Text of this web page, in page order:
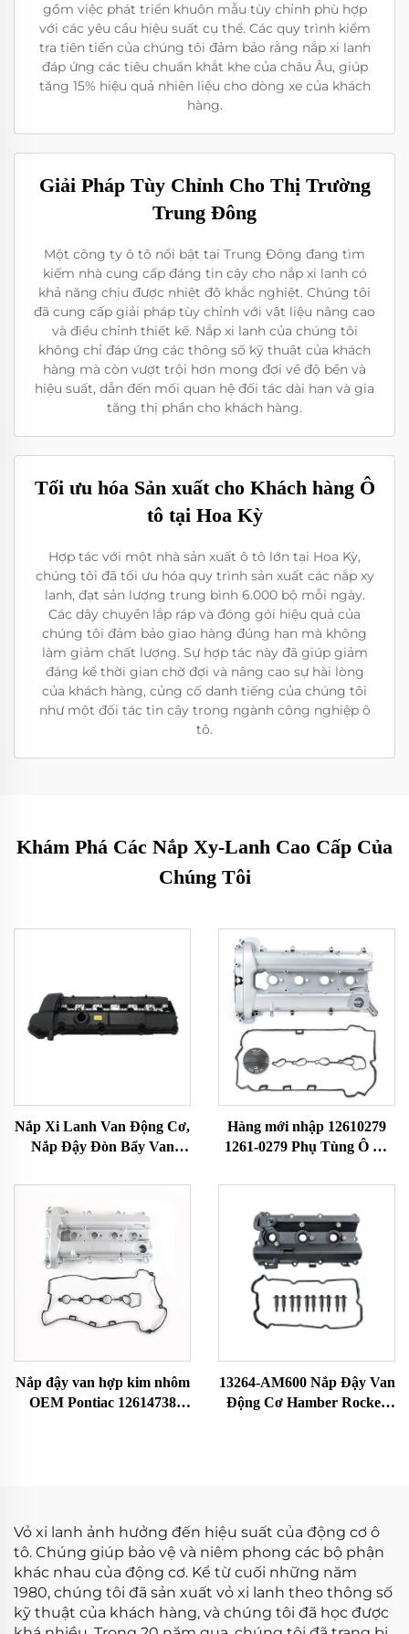
gồm việc phát triển khuôn mẫu tùy chỉnh phù hợp
với các yêu cầu hiệu suất cụ thể. Các quy trình kiểm
tra tiên tiến của chúng tôi đảm bảo rằng nắp xi lanh
đáp ứng các tiêu chuẩn khắt khe của châu Âu, giúp
tăng 15% hiệu quả nhiên liệu cho dòng xe của khách
hàng.
Giải Pháp Tùy Chỉnh Cho Thị Trường
Trung Đông
Một công ty ô tô nổi bật tại Trung Đông đang tìm
kiếm nhà cung cấp đáng tin cậy cho nắp xi lanh có
khả năng chịu được nhiệt độ khắc nghiệt. Chúng tôi
đã cung cấp giải pháp tùy chỉnh với vật liệu nâng cao
và điều chỉnh thiết kế. Nắp xi lanh của chúng tôi
không chỉ đáp ứng các thông số kỹ thuật của khách
hàng mà còn vượt trội hơn mong đợi về độ bền và
hiệu suất, dẫn đến mối quan hệ đối tác dài hạn và gia
tăng thị phần cho khách hàng.
Tối ưu hóa Sản xuất cho Khách hàng Ô
tô tại Hoa Kỳ
Hợp tác với một nhà sản xuất ô tô lớn tại Hoa Kỳ,
chúng tôi đã tối ưu hóa quy trình sản xuất các nắp xy
lanh, đạt sản lượng trung bình 6.000 bộ mỗi ngày.
Các dây chuyền lắp ráp và đóng gói hiệu quả của
chúng tôi đảm bảo giao hàng đúng hạn mà không
làm giảm chất lượng. Sự hợp tác này đã giúp giảm
đáng kể thời gian chờ đợi và nâng cao sự hài lòng
của khách hàng, củng cố danh tiếng của chúng tôi
như một đối tác tin cậy trong ngành công nghiệp ô
tô.
Khám Phá Các Nắp Xy-Lanh Cao Cấp Của
Chúng Tôi
Nắp Xi Lanh Van Động Cơ,
Nắp Đậy Đòn Bẩy Van
Series E36 323i 328i M3 E39
528i E36 E37 E38 Z3
11121703341 11121748630
Hàng mới nhập 12610279
1261-0279 Phụ Tùng Ô Tô
Nhôm Xi Lanh Động Cơ
Equinox 2010-2017 Nắp
Đậy Van Động Cơ
Nắp đậy van hợp kim nhôm
OEM Pontiac 12614738
13264-AM600 Nắp Đậy Van
Động Cơ Hamber Rocker
Vỏ xi lanh ảnh hưởng đến hiệu suất của động cơ ô
tô. Chúng giúp bảo vệ và niêm phong các bộ phận
khác nhau của động cơ. Kể từ cuối những năm
1980, chúng tôi đã sản xuất vỏ xi lanh theo thông số
kỹ thuật của khách hàng, và chúng tôi đã học được